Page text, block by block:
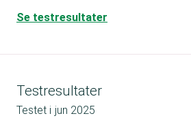
Se testresultater
Testresultater
Testet i jun 2025